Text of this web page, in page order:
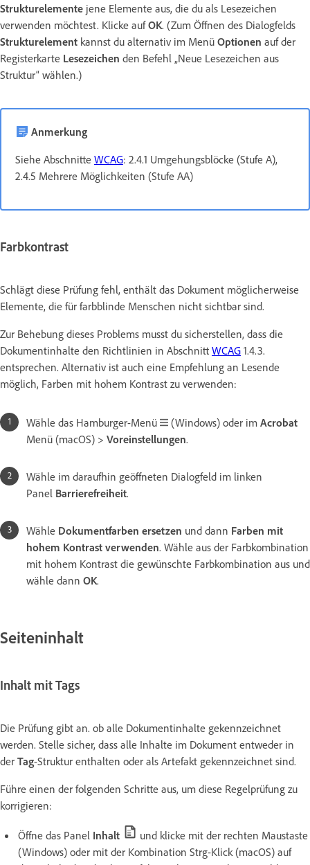
Strukturelemente jene Elemente aus, die du als Lesezeichen
verwenden möchtest. Klicke aufOK. (Zum Öffnen des Dialogfelds
Strukturelement kannst du alternativ im Menü Optionen auf der
Registerkarte Lesezeichen den Befehl „Neue Lesezeichen aus
Struktur“ wählen.)
Anmerkung
Siehe Abschnitte WCAG: 2.4.1 Umgehungsblöcke (Stufe A),
2.4.5 Mehrere Möglichkeiten (Stufe AA)
Farbkontrast
Schlägt diese Prüfung fehl, enthält das Dokument möglicherweise
Elemente, die für farbblinde Menschen nicht sichtbar sind.
Zur Behebung dieses Problems musst du sicherstellen, dass die
Dokumentinhalte den Richtlinien in Abschnitt WCAG 1.4.3.
entsprechen. Alternativ ist auch eine Empfehlung an Lesende
möglich, Farben mit hohem Kontrast zu verwenden:
Wähle das Hamburger-Menü (Windows) oder im Acrobat
Menü (macOS) > Voreinstellungen.
Wähle im daraufhin geöffneten Dialogfeld im linken
Panel Barrierefreiheit.
Wähle Dokumentfarben ersetzen und dann Farben mit
hohem Kontrast verwenden. Wähle aus der Farbkombination
mit hohem Kontrast die gewünschte Farbkombination aus und
wähle dann OK.
Seiteninhalt
Inhalt mit Tags
Die Prüfung gibt an. ob alle Dokumentinhalte gekennzeichnet
werden. Stelle sicher, dass alle Inhalte im Dokument entweder in
der Tag-Struktur enthalten oder als Artefakt gekennzeichnet sind.
Führe einen der folgenden Schritte aus, um diese Regelprüfung zu
korrigieren:
Öffne das Panel Inhalt
und klicke mit der rechten Maustaste
(Windows) oder mit der Kombination Strg-Klick (macOS) auf